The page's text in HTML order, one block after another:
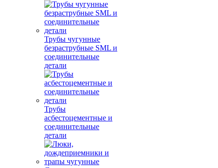
Трубы чугунные
безраструбные SML и
соединительные
детали
Трубы
асбестоцементные и
соединительные
детали